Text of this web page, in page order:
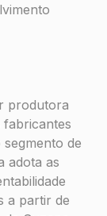
produtora
fabricantes
de
adota as
a partir de